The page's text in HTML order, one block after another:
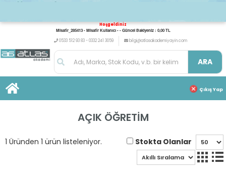
Hoşgeldiniz
Misafir_285413 - Misafir Kullanıcı - - Güncel Bakiyeniz : 0,00 TL
0533 512 93 83 - 0332 241 3059
bilgi@atlasakademiyayin.com
ARA
Çıkış Yap
AÇIK ÖĞRETİM
1 Üründen 1 ürün listeleniyor. Stokta Olanlar